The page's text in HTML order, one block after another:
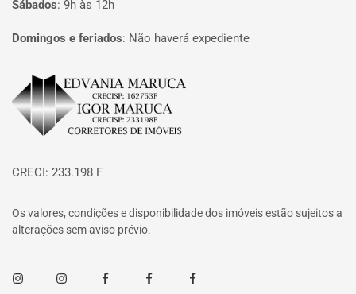
Sábados: 9h às 12h
Domingos e feriados: Não haverá expediente
Página inicial
CRECI: 233.198 F
Os valores, condições e disponibilidade dos imóveis estão sujeitos a
alterações sem aviso prévio.
InstagramInstagramFacebookFacebookFacebook